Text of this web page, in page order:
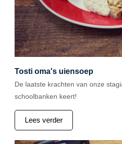
Tosti oma's uiensoep
De laatste krachten van onze
schoolbanken keert!
Lees verder